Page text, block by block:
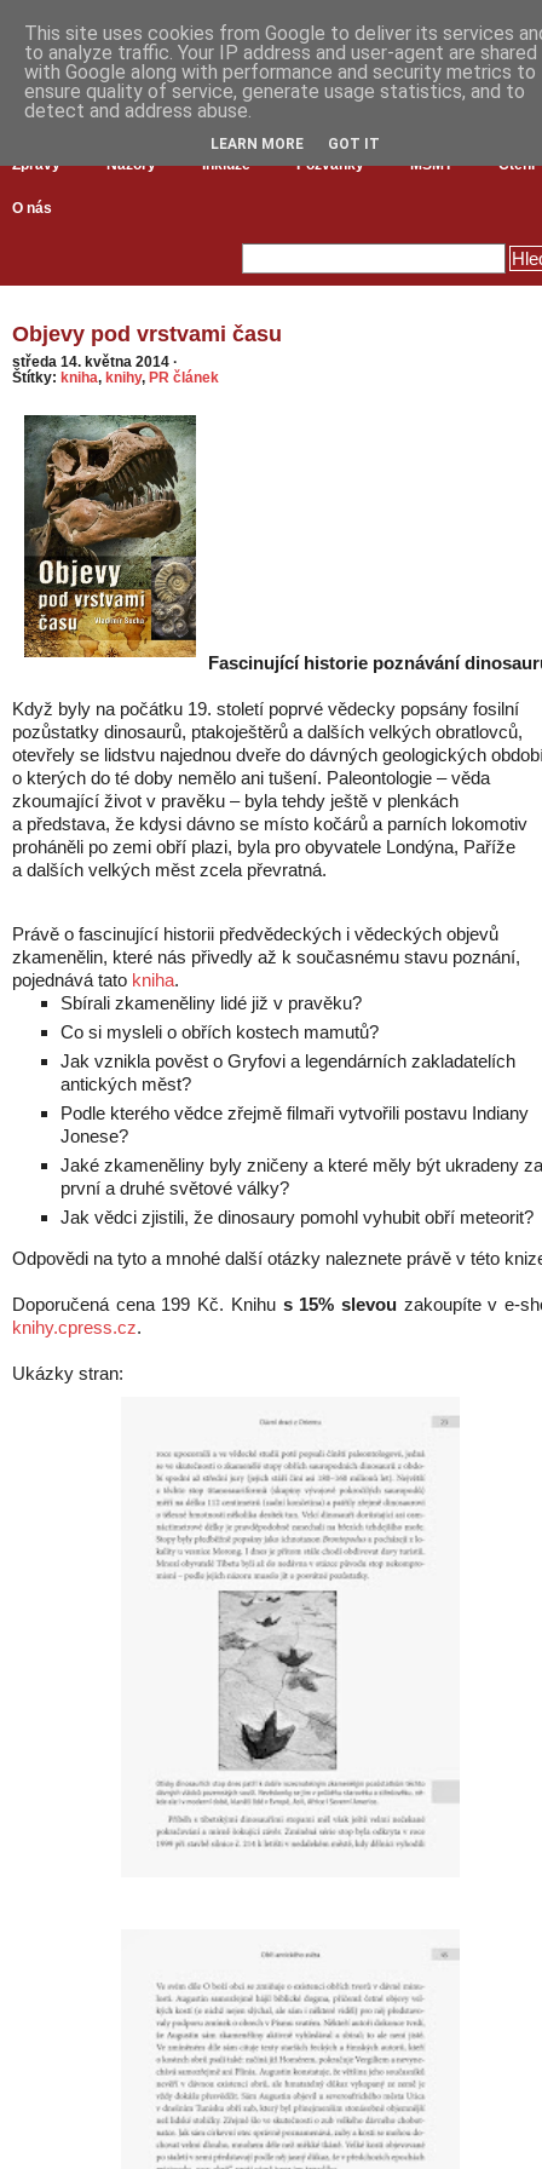
Zprávy Názory Inkluze Pozvánky MŠMT Čtení
O nás
Objevy pod vrstvami času
středa 14. května 2014 ·
Štítky: kniha, knihy, PR článek
Fascinující historie poznávání
Když byly na počátku 19. století poprvé vědecky popsány fosilní
pozůstatky dinosaurů, ptakoještěrů a dalších velkých obratlovců,
otevřely se lidstvu najednou dveře do dávných geologických
o kterých do té doby nemělo ani tušení. Paleontologie – věda
zkoumající život v pravěku – byla tehdy ještě v plenkách
a představa, že kdysi dávno se místo kočárů a parních lokomotiv
proháněli po zemi obří plazi, byla pro obyvatele Londýna, Paříže
a dalších velkých měst zcela převratná.
Právě o fascinující historii předvědeckých i vědeckých objevů
zkamenělin, které nás přivedly až k současnému stavu poznání,
pojednává tato kniha.
Sbírali zkameněliny lidé již v pravěku?
Co si mysleli o obřích kostech mamutů?
Jak vznikla pověst o Gryfovi a legendárních zakladatelích
antických měst?
Podle kterého vědce zřejmě filmaři vytvořili postavu Indiany
Jonese?
Jaké zkameněliny byly zničeny a které měly být ukradeny za
první a druhé světové války?
Jak vědci zjistili, že dinosaury pomohl vyhubit obří meteorit?
Odpovědi na tyto a mnohé další otázky naleznete právě v této
Doporučená cena 199 Kč. Knihu s 15% slevouzakoupíte v e-
knihy.cpress.cz.
Ukázky stran:
This site uses cookies from Google to deliver its services
to analyze traffic. Your IP address and user-agent are shared
with Google along with performance and security metrics to
ensure quality of service, generate usage statistics, and to
detect and address abuse.
LEARN MORE GOT IT